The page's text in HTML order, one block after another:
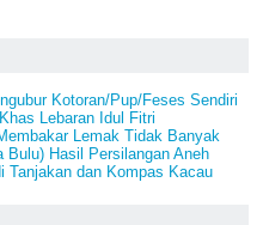
Kotoran/Pup/Feses Sendiri
Lebaran Idul Fitri
Lemak Tidak Banyak
Bulu) Hasil Persilangan Aneh
Tanjakan dan Kompas Kacau